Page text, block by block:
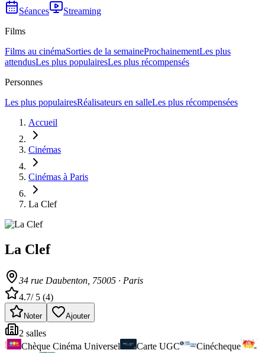
Séances
Streaming
Films
Films au cinémaSorties de la semaineProchainementLes plus
attendusLes plus populairesLes plus récompensés
Personnes
Les plus populairesRéalisateurs en salleLes plus récompensées
Accueil
Cinémas
Cinémas à Paris
La Clef
La Clef
34 rue Daubenton , 75005 · Paris
4.7/ 5 (4)
Noter Ajouter
2 salles
Chèque Cinéma Universel
Carte UGC
Cinécheque